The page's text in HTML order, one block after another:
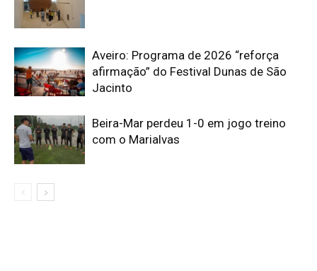
Aveiro: Programa de 2026 “reforça
afirmação” do Festival Dunas de São
Jacinto
Beira-Mar perdeu 1-0 em jogo treino
com o Marialvas